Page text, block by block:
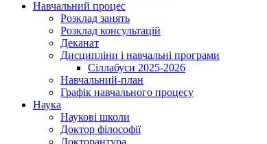
Навчальний процес
Розклад занять
Розклад консультацій
Деканат
Дисципліни і навчальні програми
Сіллабуси 2025-2026
Навчальний-план
Графік навчального процесу
Наука
Наукові школи
Доктор філософії
Докторантура